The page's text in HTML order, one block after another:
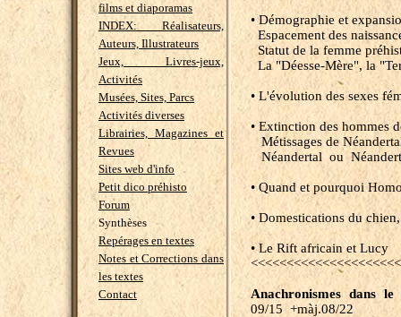
films et diaporamas
INDEX: Réalisateurs,
Auteurs, Illustrateurs
Jeux, Livres-jeux,
Activités
Musées, Sites, Parcs
Activités diverses
Librairies, Magazines et
Revues
Sites web d'info
Petit dico préhisto
Forum
Synthèses
Repérages en textes
Notes et Corrections dans
les textes
Contact
• Démographie et
Espacement des
Statut de la femme
La "Déesse-Mère", la
• L'évolution des sexes
• Extinction des hommes
Métissages de
Néandertal ou
• Quand et pourquoi
• Domestications du
• Le Rift africain et Lucy
Anachronismes dans
09/15 +màj.08/22